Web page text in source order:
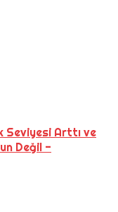
Seviyesi Arttı ve
Değil -